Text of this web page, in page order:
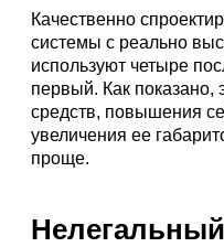
Качественно
системы с реально
используют четыре
первый. Как показано,
средств, повышения
увеличения ее
проще.